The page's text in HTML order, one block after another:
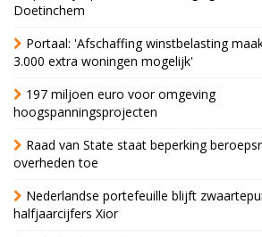
Doetinchem
Portaal: 'Afschaffing winstbelasting
3.000 extra woningen mogelijk'
197 miljoen euro voor omgeving
hoogspanningsprojecten
Raad van State staat beperking
overheden toe
Nederlandse portefeuille blijft
halfjaarcijfers Xior